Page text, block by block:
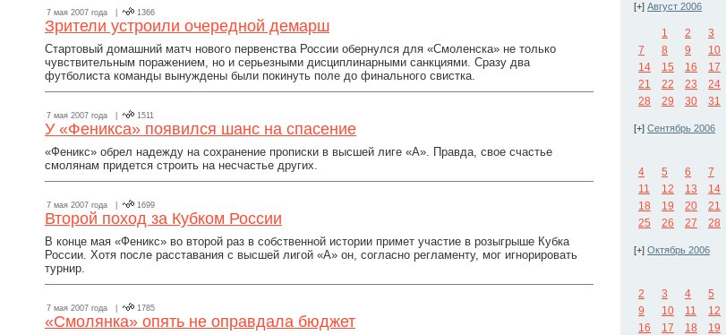
7 мая 2007 года | 1366
Зрители устроили очередной демарш
Стартовый домашний матч нового первенства России обернулся для «Смоленска» не только
чувствительным поражением, но и серьезными дисциплинарными санкциями. Сразу два
футболиста команды вынуждены были покинуть поле до финального свистка.
7 мая 2007 года | 1511
У «Феникса» появился шанс на спасение
«Феникс» обрел надежду на сохранение прописки в высшей лиге «А». Правда, свое счастье
смолянам придется строить на несчастье других.
7 мая 2007 года | 1699
Второй поход за Кубком России
В конце мая «Феникс» во второй раз в собственной истории примет участие в розыгрыше Кубка
России. Хотя после расставания с высшей лигой «А» он, согласно регламенту, мог игнорировать
турнир.
7 мая 2007 года | 1785
«Смолянка» опять не оправдала бюджет
[+] Август 2006
1 2 3
7
8 9 10
14
15 16 17
21
22 23 24
28
29 30 31
[+] Сентябрь 2006
4
5 6 7
11
12 13 14
18
19 20 21
25
26 27 28
[+] Октябрь 2006
2
3 4 5
9
10 11 12
16
17 18 19